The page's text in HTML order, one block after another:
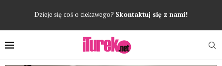
Dzieje się coś o ciekawego? Skontaktuj się z nami!